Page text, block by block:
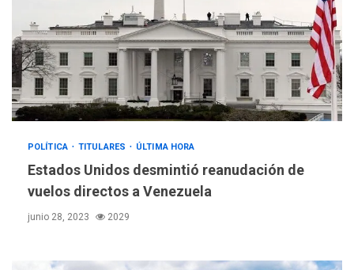
POLÍTICA TITULARES ÚLTIMA HORA
Estados Unidos desmintió reanudación de
vuelos directos a Venezuela
junio 28, 2023 2029
3
LATINOAMÉRICA Y CARIBE
TITULARES
ÚLTIMA HORA
Evacúan aldeas en
volcán de Fuego
GUERRA EN EL MUNDO